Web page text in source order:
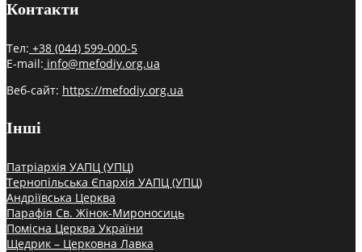
Контакти
Тел: +38 (044) 599-000-5
E-mail: info@mefodiy.org.ua
Веб-сайт: https://mefodiy.org.ua
Інші
Патріархія УАПЦ (УПЦ)
Тернопільська Єпархія УАПЦ (УПЦ)
Андріївська Церква
Парафія Св. Жінок-Мироносиць
Помісна Церква України
Щедрик – Церковна Лавка